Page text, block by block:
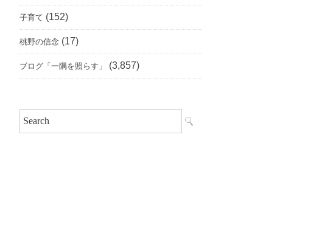
子育て (152)
桃野の信念 (17)
ブログ「一隅を照らす」 (3,857)